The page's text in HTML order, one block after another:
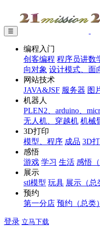
☰
编程入门
创客编程 程序员讲数
向对象 设计模式、面
网站技术
JAVA&JSF 服务器 图
机器人
PLEN2、arduino、
无人机、穿越机 机械
3D打印
模型、程序 成品 3D
感悟
游戏 学习 生活 感悟（
展示
stl模型 玩具 展示（总
预约
第一分店 预约（总类）
登录 立马下载